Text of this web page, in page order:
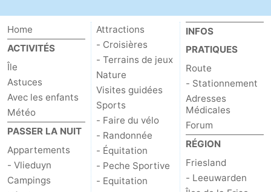
Home
ACTIVITÉS
Île
Astuces
Avec les enfants
Météo
PASSER LA NUIT
Appartements
- Vlieduyn
Campings
Attractions
- Croisières
- Terrains de jeux
Nature
Visites guidées
Sports
- Faire du vélo
- Randonnée
- Équitation
- Peche Sportive
- Equitation
INFOS
PRATIQUES
Route
- Stationnement
Adresses
Médicales
Forum
RÉGION
Friesland
- Leeuwarden